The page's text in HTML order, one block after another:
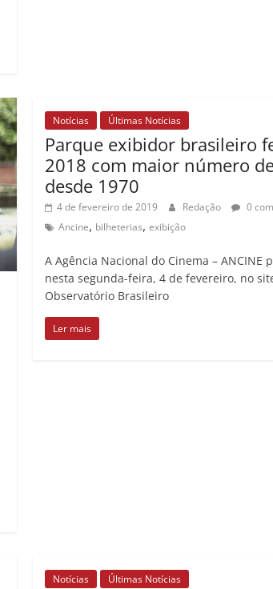
Notícias Últimas Notícias
Parque exibidor brasileiro
2018 com maior número
desde 1970
4 de fevereiro de 2019 Redação
0
Ancine, bilheterias,exibição
A Agência Nacional do Cinema – ANCINE
nesta segunda-feira, 4 de fevereiro, no
Observatório Brasileiro
Ler mais
Notícias Últimas Notícias